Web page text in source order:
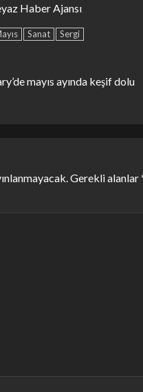
Haber Ajansı
Sanat Sergi
mayıs ayında keşif dolu
Gerekli alanlar